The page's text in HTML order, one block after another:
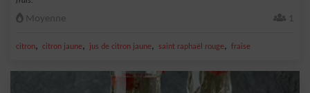
Moyenne 1
citron, citron jaune, jus de citron jaune, saint raphaël rouge, fraise